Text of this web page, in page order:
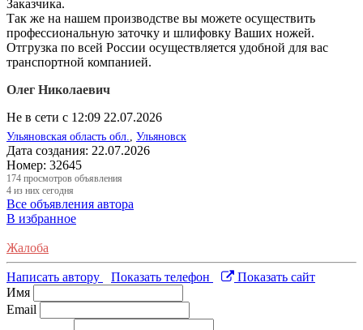
Заказчика.
Так же на нашем производстве вы можете осуществить
профессиональную заточку и шлифовку Ваших ножей.
Отгрузка по всей России осуществляется удобной для вас
транспортной компанией.
Олег Николаевич
Не в сети с 12:09 22.07.2026
Ульяновская область обл. Ульяновск
Дата создания: 22.07.2026
Номер: 32645
174 просмотров объявления
4 из них сегодня
Все объявления автора
В избранное
Жалоба
Написать автору Показать телефон
Показать сайт
Имя
Email